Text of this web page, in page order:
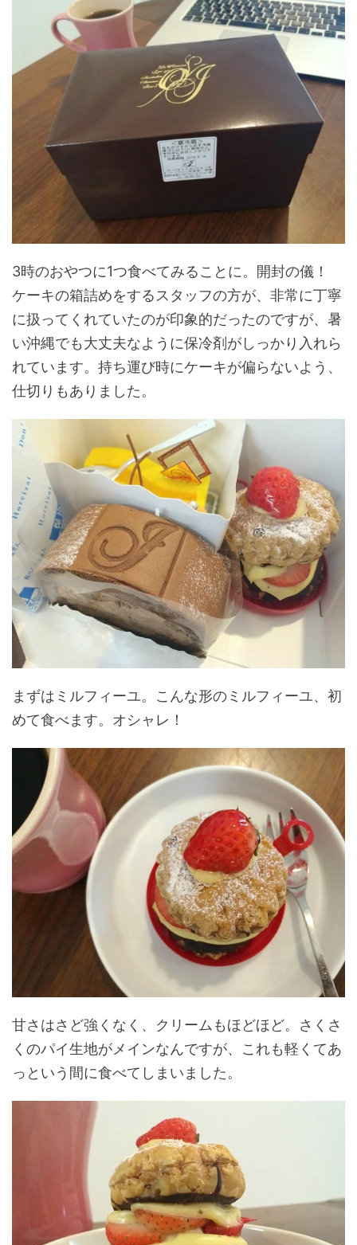
3時のおやつに1つ食べてみることに。開封の儀！
ケーキの箱詰めをするスタッフの方が、非常に丁寧
に扱ってくれていたのが印象的だったのですが、暑
い沖縄でも大丈夫なように保冷剤がしっかり入れら
れています。持ち運び時にケーキが偏らないよう、
仕切りもありました。
まずはミルフィーユ。こんな形のミルフィーユ、初
めて食べます。オシャレ！
甘さはさど強くなく、クリームもほどほど。さくさ
くのパイ生地がメインなんですが、これも軽くてあ
っという間に食べてしまいました。